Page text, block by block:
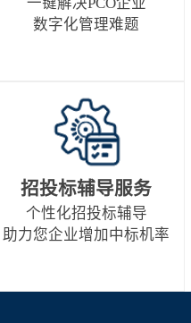
一键解决PCO企业
数字化管理难题
招投标辅导服务
个性化招投标辅导
助力您企业增加中标机率